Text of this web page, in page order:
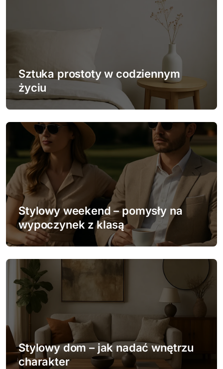
a
i
s
Sztuka prostoty w codziennym
życiu
Stylowy weekend – pomysły na
wypoczynek z klasą
Stylowy dom – jak nadać wnętrzu
charakter